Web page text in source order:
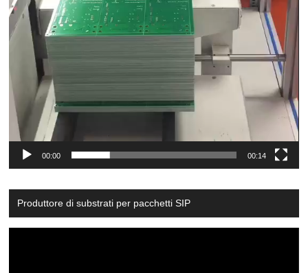
00:00 00:14
Produttore di substrati per pacchetti SIP